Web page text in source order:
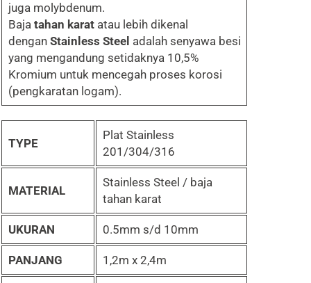
juga molybdenum.
Baja tahan karatatau lebih dikenal
dengan Stainless Steel adalah senyawa besi
yang mengandung setidaknya 10,5%
Kromium untuk mencegah proses korosi
(pengkaratan logam).
TYPE
Plat Stainless
201/304/316
MATERIAL
Stainless Steel / baja
tahan karat
UKURAN 0.5mm s/d 10mm
PANJANG 1,2m x 2,4m